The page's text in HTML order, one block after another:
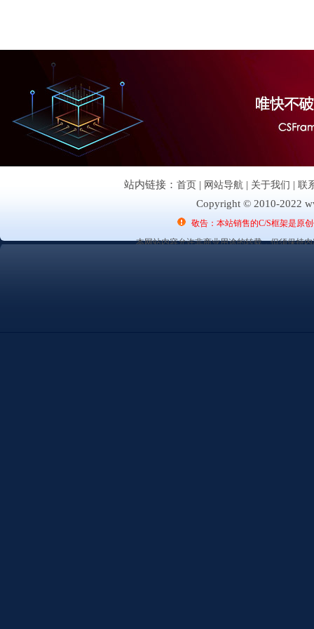
站内链接： 首页 | 网站导航 | 关于我们 | 联
Copyright © 2010-2022
敬告：本站销售的C/S框架是原
本网站内容允许非商业用途的转载，但须保持